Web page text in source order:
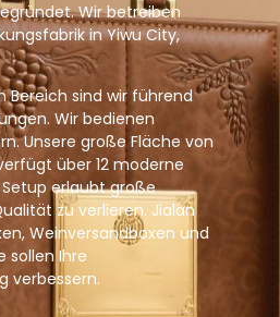
Wir betreiben
in Yiwu City,
Bereich sind wir führend
Wir bedienen
Unsere große Fläche von
über 12 moderne
Setup erlaubt große
zu verlieren. Jialan
Weinversandboxen und
sollen Ihre
verbessern.